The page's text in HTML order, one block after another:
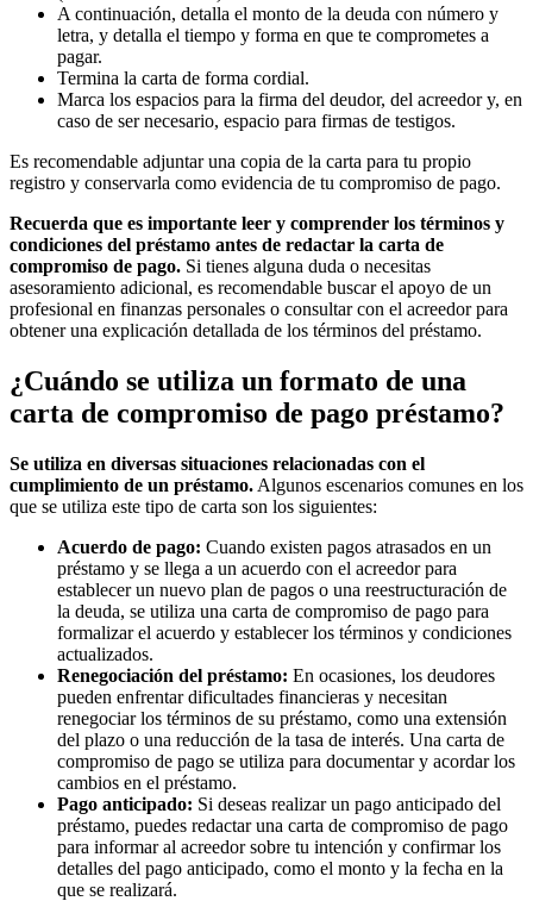
A continuación, detalla el monto de la deuda con número y
letra, y detalla el tiempo y forma en que te comprometes a
pagar.
Termina la carta de forma cordial.
Marca los espacios para la firma del deudor, del acreedor y, en
caso de ser necesario, espacio para firmas de testigos.
Es recomendable adjuntar una copia de la carta para tu propio
registro y conservarla como evidencia de tu compromiso de pago.
Recuerda que es importante leer y comprender los términos y
condiciones del préstamo antes de redactar la carta de
compromiso de pago. Si tienes alguna duda o necesitas
asesoramiento adicional, es recomendable buscar el apoyo de un
profesional en finanzas personales o consultar con el acreedor para
obtener una explicación detallada de los términos del préstamo.
¿Cuándo se utiliza un formato de una
carta de compromiso de pago préstamo?
Se utiliza en diversas situaciones relacionadas con el
cumplimiento de un préstamo. Algunos escenarios comunes en los
que se utiliza este tipo de carta son los siguientes:
Acuerdo de pago: Cuando existen pagos atrasados en un
préstamo y se llega a un acuerdo con el acreedor para
establecer un nuevo plan de pagos o una reestructuración de
la deuda, se utiliza una carta de compromiso de pago para
formalizar el acuerdo y establecer los términos y condiciones
actualizados.
Renegociación del préstamo: En ocasiones, los deudores
pueden enfrentar dificultades financieras y necesitan
renegociar los términos de su préstamo, como una extensión
del plazo o una reducción de la tasa de interés. Una carta de
compromiso de pago se utiliza para documentar y acordar los
cambios en el préstamo.
Pago anticipado: Si deseas realizar un pago anticipado del
préstamo, puedes redactar una carta de compromiso de pago
para informar al acreedor sobre tu intención y confirmar los
detalles del pago anticipado, como el monto y la fecha en la
que se realizará.